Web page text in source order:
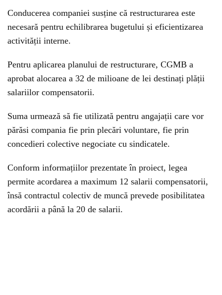
Conducerea companiei susține că restructurarea este
necesară pentru echilibrarea bugetului și eficientizarea
activității interne.
Pentru aplicarea planului de restructurare, CGMB a
aprobat alocarea a 32 de milioane de lei destinați plății
salariilor compensatorii.
Suma urmează să fie utilizată pentru angajații care vor
părăsi compania fie prin plecări voluntare, fie prin
concedieri colective negociate cu sindicatele.
Conform informațiilor prezentate în proiect, legea
permite acordarea a maximum 12 salarii compensatorii,
însă contractul colectiv de muncă prevede posibilitatea
acordării a până la 20 de salarii.